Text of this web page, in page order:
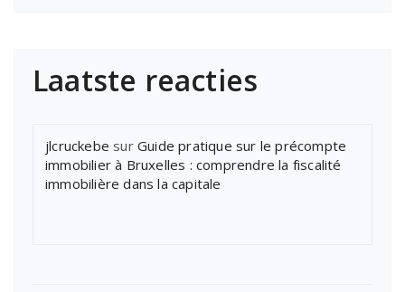
Laatste reacties
jlcruckebe sur Guide pratique sur le précompte
immobilier à Bruxelles : comprendre la fiscalité
immobilière dans la capitale